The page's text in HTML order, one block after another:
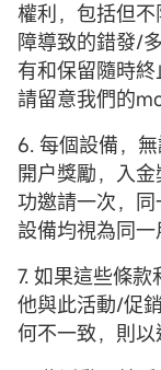
權利，包括但
障導致的錯發/
有和保留隨時
請留意我們的
6. 每個設備，
開户獎勵，入
功邀請一次，
設備均視為同一
7. 如果這些條
他與此活動/促
何不一致，則以